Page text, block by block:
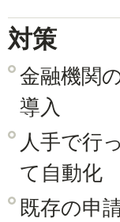
対策
金融機関
導入
人手で行
て自動化
既存の申